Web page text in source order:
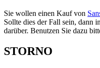
Sie wollen einen Kauf von
Sollte dies der Fall sein, dann
darüber. Benutzen Sie dazu
STORNO